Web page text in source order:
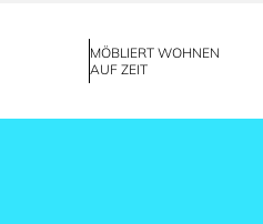
MÖBLIERT WOHNEN
AUF ZEIT